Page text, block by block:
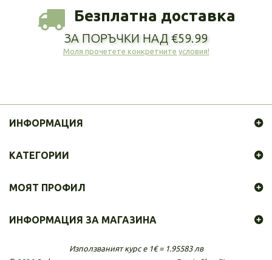
Безплатна доставка
ЗА ПОРЪЧКИ НАД €59.99
Моля прочетете конкретните условия!
ИНФОРМАЦИЯ
КАТЕГОРИИ
МОЯТ ПРОФИЛ
ИНФОРМАЦИЯ ЗА МАГАЗИНА
Използваният курс е 1€ = 1.95583 лв